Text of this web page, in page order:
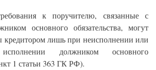
к поручителю, связанные с
основного обязательства, могут
кредитором лишь при неисполнении или
должником основного
1 статьи 363 ГК РФ).